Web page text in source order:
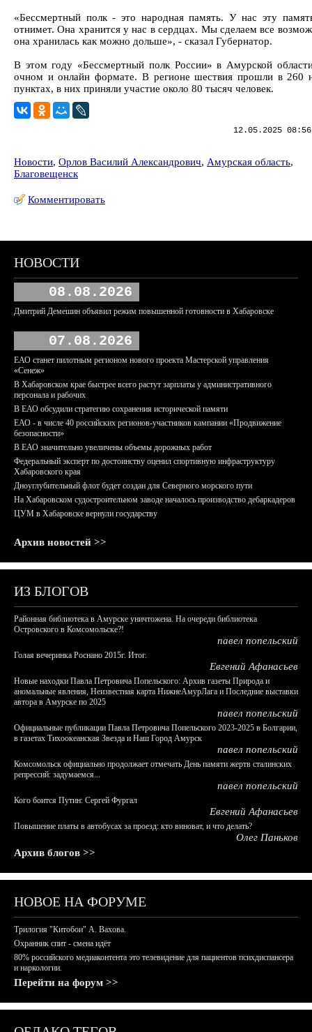
«Бессмертный полк - это народная память. У нас эту
отнимет. Она хранится у нас в сердцах. Мы сделаем все
она хранилась как можно дольше», - сказал Губернатор.
В этом году «Бессмертный полк России» в Амурской
очном и онлайн формате. В регионе шествия прошли в 260
пунктах, в них приняли участие около 80 тысяч человек.
12.05.2025
Новости, Орлов Василий Александрович, Амурская область,
Благовещенск
Комментировать
НОВОСТИ
08.08.2026
Дмитрий Демешин объявил режим повышенной готовности в Хабаровске
07.08.2026
ЕАО станет пилотным регионом нового проекта Мастерской управления
«Сенеж»
В Хабаровском крае быстрее всего растут зарплаты у административного
персонала и рабочих
В ЕАО обсудили стратегию сохранения исторической памяти
ЕАО - в числе 40 российских регионов-участников кампании «Продвижение
безопасности»
В ЕАО значительно увеличены объемы дорожных работ
Федеральный эксперт по достоинству оценил спортивную инфраструктуру
Хабаровского края
Дноуглубительный флот будет создан для Северного морского пути
На Хабаровском судостроительном заводе началось производство дебаркадеров
ЦУМ в Хабаровске вернули государству
Архив новостей >>
ИЗ БЛОГОВ
Районная библиотека в Амурске уничтожена. На очереди библиотека
Островского в Комсомольске?!
павел попельский
Голая вечеринка Роснано 2015г. Итог.
Евгений Афанасьев
Новые находки Павла Петровича Попельского: Архив газеты Природа и
аномальные явления, Неизвестная карта НижнеАмурЛага и Последние выставки
автора в Амурске по 2025
павел попельский
Официальные публикации Павла Петровича Попельского 2023-2025 в Болгарии,
в газетах Тихоокеанская Звезда и Наш Город Амурск
павел попельский
Комсомольск официально продолжает отмечать День памяти жертв сталинских
репрессий: задумаемся...
павел попельский
Кого боится Путин: Сергей Фургал
Евгений Афанасьев
Повышение платы в автобусах за проезд: кто виноват, и что делать?
Олег Паньков
Архив блогов >>
НОВОЕ НА ФОРУМЕ
Трилогия "Китобои" А. Вахова.
Охранник спит - смена идёт
80% российского медиаконтента это телевидение для пациентов психдиспансера
и наркологии.
Перейти на форум >>